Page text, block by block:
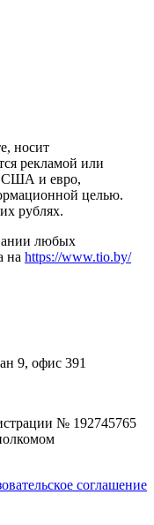
носит
рекламой или
США и евро,
целью.
рублях.
любых
на https://www.tio.by/
9, офис 391
№ 192745765
соглашение